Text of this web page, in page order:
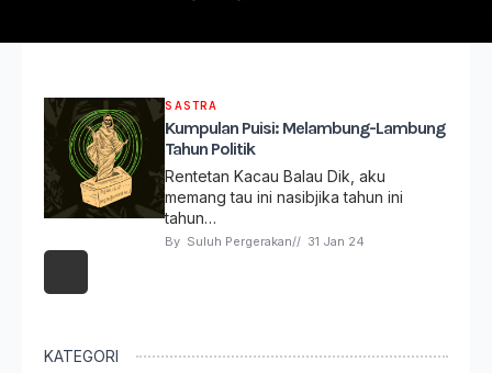
SASTRA
Kumpulan Puisi: Melambung-Lambung
Tahun Politik
Rentetan Kacau Balau Dik, aku
memang tau ini nasibjika tahun ini
tahun…
By Suluh Pergerakan// 31 Jan 24
KATEGORI